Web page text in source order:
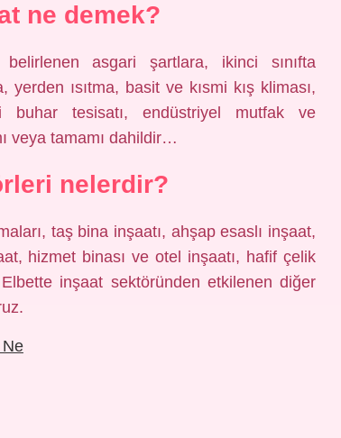
ne demek?
asgari şartlara, ikinci sınıfta
ısıtma, basit ve kısmi kış kliması,
buhar tesisatı, endüstriyel mutfak ve
veya tamamı dahildir…
nelerdir?
taş bina inşaatı, ahşap esaslı inşaat,
hizmet binası ve otel inşaatı, hafif çelik
inşaat sektöründen etkilenen diğer